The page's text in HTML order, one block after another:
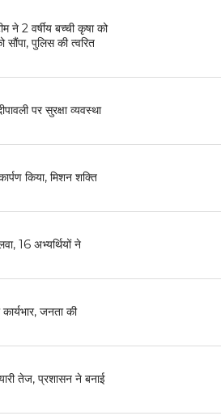
ने 2 वर्षीय बच्ची कृषा को
पुलिस की त्वरित
पर सुरक्षा व्यवस्था
किया, मिशन शक्ति
16 अभ्यर्थियों ने
जनता की
तेज, प्रशासन ने बनाई